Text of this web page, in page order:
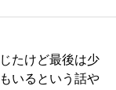
たけど最後は少
いるという話や